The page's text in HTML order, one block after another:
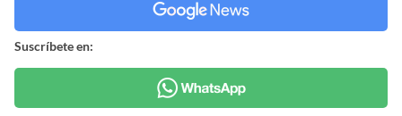
Suscríbete en: